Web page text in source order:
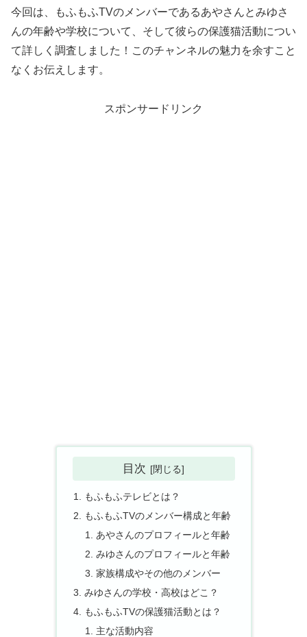
今回は、もふもふTVのメンバーであるあやさんとみゆさ
んの年齢や学校について、そして彼らの保護猫活動につい
て詳しく調査しました！このチャンネルの魅力を余すこと
なくお伝えします。
スポンサードリンク
目次
もふもふテレビとは？
もふもふTVのメンバー構成と年齢
あやさんのプロフィールと年齢
みゆさんのプロフィールと年齢
家族構成やその他のメンバー
みゆさんの学校・高校はどこ？
もふもふTVの保護猫活動とは？
主な活動内容